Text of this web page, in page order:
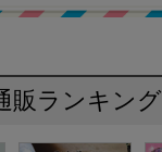
販ランキング